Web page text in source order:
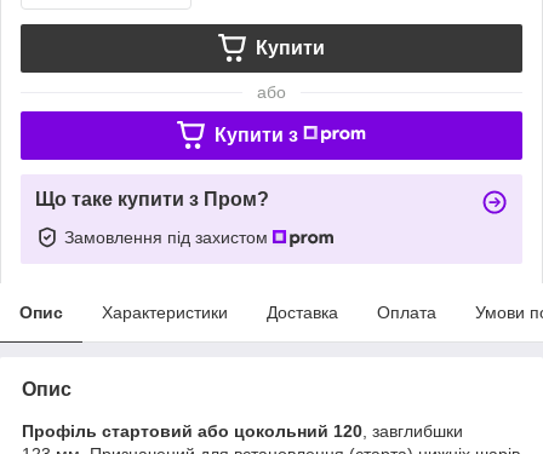
Купити
або
Купити з
Що таке купити з Пром?
Замовлення під захистом
Опис Характеристики Доставка Оплата Умови
Опис
Профіль стартовий або цокольний 120 , завглибшки